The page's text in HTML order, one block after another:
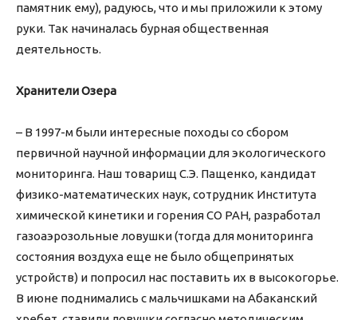
памятник ему), радуюсь, что и мы приложили к этому
руки. Так начиналась бурная общественная
деятельность.
Хранители Озера
– В 1997-м были интересные походы со сбором
первичной научной информации для экологического
мониторинга. Наш товарищ С.Э. Пащенко, кандидат
физико-математических наук, сотрудник Института
химической кинетики и горения СО РАН, разработал
газоаэрозольные ловушки (тогда для мониторинга
состояния воздуха еще не было общепринятых
устройств) и попросил нас поставить их в высокогорье.
В июне поднимались с мальчишками на Абаканский